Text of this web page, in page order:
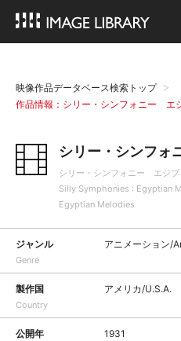
映像作品データベース検索トップ
作品情報：シリー・シンフォニー エ
シリー・シンフ
シリー・シンフォニー エジプ
Silly Symphonies : Egyptian
Egyptian Melodies
ジャンル
Genre
アニメーション/
製作国
Country
アメリカ/U.S.A.
公開年 1931